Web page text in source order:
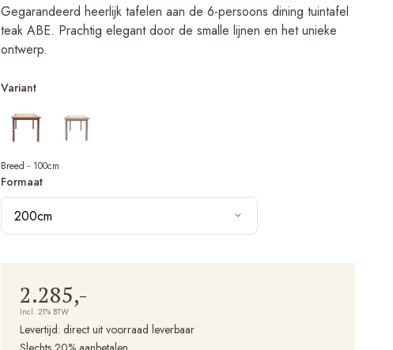
Gegarandeerd heerlijk tafelen aan de 6-persoons dining tuintafel
teak ABE. Prachtig elegant door de smalle lijnen en het unieke
ontwerp.
Variant
Breed - 100cm
Formaat
200cm
2.285,-
Incl. 21% BTW
Levertijd: direct uit voorraad leverbaar